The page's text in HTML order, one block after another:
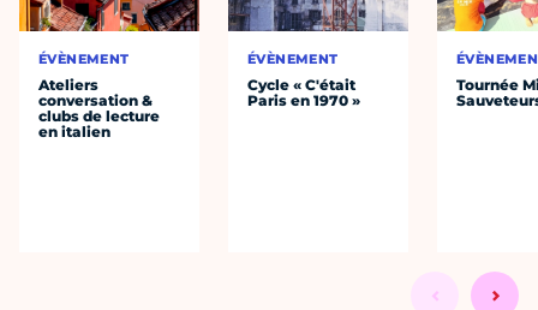
ÉVÈNEMENT
Ateliers
conversation &
clubs de lecture
en italien
ÉVÈNEMENT
Cycle « C'était
Paris en 1970 »
Tournée